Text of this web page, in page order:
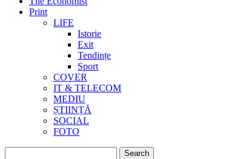
Print
LIFE
Istorie
Exit
Tendințe
Sport
COVER
IT & TELECOM
MEDIU
ȘTIINȚĂ
SOCIAL
FOTO